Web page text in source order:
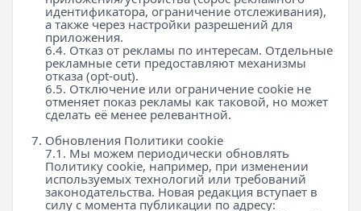
идентификатора, ограничение отслеживания),
а также через настройки разрешений для
приложения.
6.4. Отказ от рекламы по интересам. Отдельные
рекламные сети предоставляют механизмы
отказа (opt-out).
6.5. Отключение или ограничение cookie не
отменяет показ рекламы как таковой, но может
сделать её менее релевантной.
Обновления Политики cookie
7.1. Мы можем периодически обновлять
Политику cookie, например, при изменении
используемых технологий или требований
законодательства. Новая редакция вступает в
силу с момента публикации по адресу: